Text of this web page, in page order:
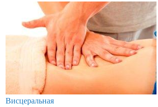
Висцеральная